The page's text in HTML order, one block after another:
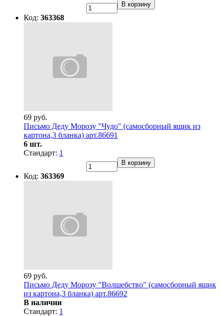
В корзину
Код: 363368
69 руб.
Письмо Деду Морозу "Чудо" (самосборный ящик из
картона,3 бланка) арт.86691
6 шт.
Стандарт: 1
В корзину
Код: 363369
69 руб.
Письмо Деду Морозу "Волшебство" (самосборный ящик
из картона,3 бланка) арт.86692
В наличии
Стандарт: 1